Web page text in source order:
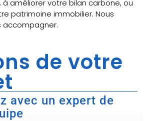
à améliorer votre bilan carbone, ou
patrimoine immobilier. Nous
accompagner.
de votre
avec un expert de